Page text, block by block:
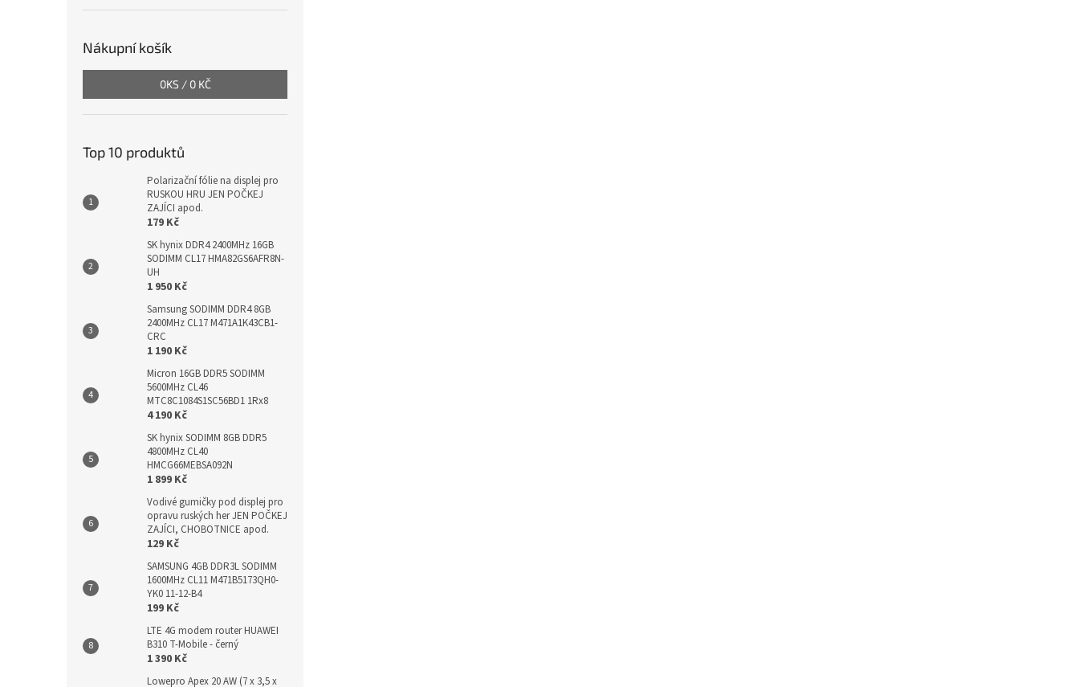
Nákupní košík
0KS / 0 KČ
Top 10 produktů
Polarizační fólie na displej pro
RUSKOU HRU JEN POČKEJ
ZAJÍCI apod.
179 Kč
SK hynix DDR4 2400MHz 16GB
SODIMM CL17 HMA82GS6AFR8N-
UH
1 950 Kč
Samsung SODIMM DDR4 8GB
2400MHz CL17 M471A1K43CB1-
CRC
1 190 Kč
Micron 16GB DDR5 SODIMM
5600MHz CL46
MTC8C1084S1SC56BD1 1Rx8
4 190 Kč
SK hynix SODIMM 8GB DDR5
4800MHz CL40
HMCG66MEBSA092N
1 899 Kč
Vodivé gumičky pod displej pro
opravu ruských her JEN POČKEJ
ZAJÍCI, CHOBOTNICE apod.
129 Kč
SAMSUNG 4GB DDR3L SODIMM
1600MHz CL11 M471B5173QH0-
YK0 11-12-B4
199 Kč
LTE 4G modem router HUAWEI
B310 T-Mobile - černý
1 390 Kč
Lowepro Apex 20 AW (7 x 3,5 x